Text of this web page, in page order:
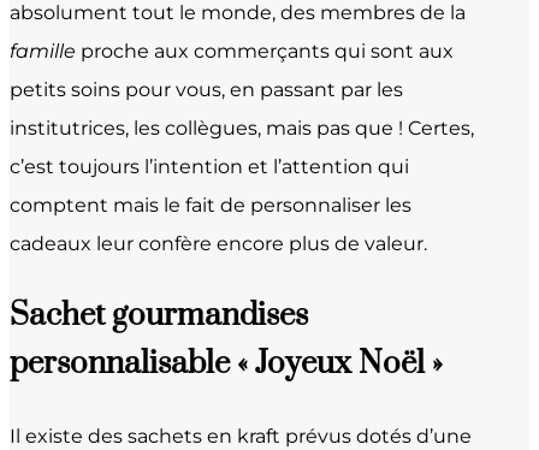
absolument tout le monde, des membres de la
famille proche aux commerçants qui sont aux
petits soins pour vous, en passant par les
institutrices, les collègues, mais pas que ! Certes,
c’est toujours l’intention et l’attention qui
comptent mais le fait de personnaliser les
cadeaux leur confère encore plus de valeur.
Sachet gourmandises
personnalisable « Joyeux Noël »
Il existe des sachets en kraft prévus dotés d’une